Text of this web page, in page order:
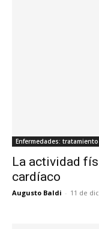
Enfermedades:
La actividad
cardíaco
Augusto Baldi - 11 de